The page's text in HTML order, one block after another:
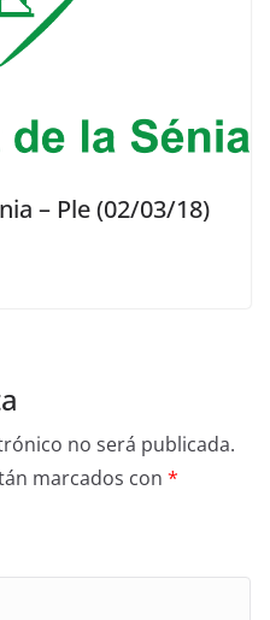
– Ple (02/03/18)
no será publicada.
marcados con *